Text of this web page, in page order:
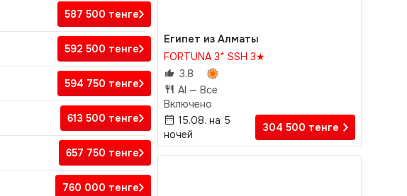
587 500 тенге
592 500 тенге
594 750 тенге
613 500 тенге
657 750 тенге
760 000 тенге
Египет из Алматы
FORTUNA 3* SSH 3★
3.8
AI — Все
Включено
15.08. на 5
ночей
304 500 тенге